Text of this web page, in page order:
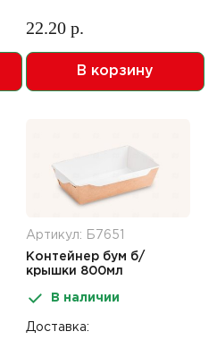
22.20 р.
В корзину
Артикул: Б7651
Контейнер бум б/
крышки 800мл
крафт картон OpSalad
В наличии
Доставка: